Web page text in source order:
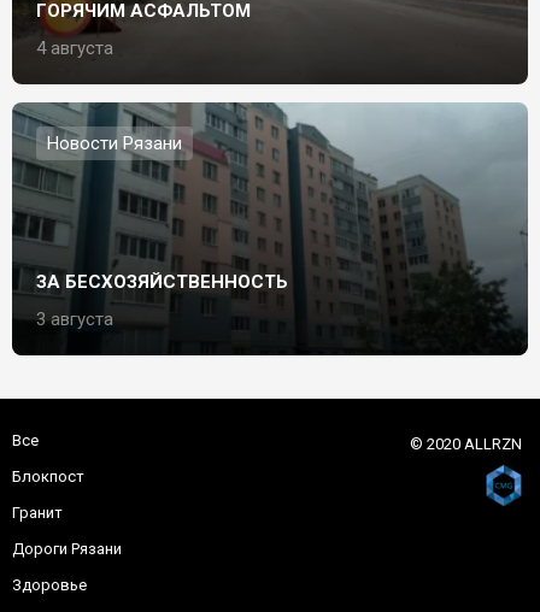
ГОРЯЧИМ АСФАЛЬТОМ
4 августа
Новости Рязани
ЗА БЕСХОЗЯЙСТВЕННОСТЬ
3 августа
Все
Блокпост
Гранит
Дороги Рязани
Здоровье
© 2020 ALLRZN